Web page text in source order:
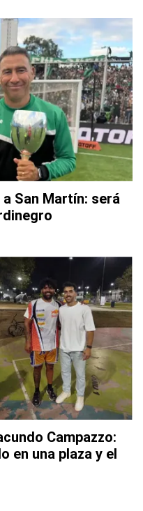
San Martín: será
Campazzo:
en una plaza y el